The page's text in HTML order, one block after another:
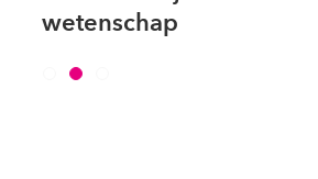
van dit moment in